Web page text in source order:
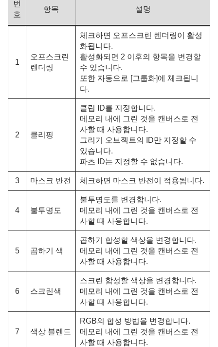
번
호
항목 설명
1
오프스크린
렌더링
체크하면 오프스크린 렌더링이 활성
화됩니다.
활성화되면 2 이후의 항목을 변경할
수 있습니다.
또한 자동으로 [그룹화]에 체크됩니
다.
2 클리핑
클립 ID를 지정합니다.
메모리 내에 그린 것을 캔버스로 전
사할 때 사용합니다.
그리기 오브젝트의 ID만 지정할 수
있습니다.
파츠 ID는 지정할 수 없습니다.
3 마스크 반전 체크하면 마스크 반전이 적용됩니다.
4 불투명도
불투명도를 변경합니다.
메모리 내에 그린 것을 캔버스로 전
사할 때 사용합니다.
5 곱하기 색
곱하기 합성할 색상을 변경합니다.
메모리 내에 그린 것을 캔버스로 전
사할 때 사용합니다.
6 스크린색
스크린 합성할 색상을 변경합니다.
메모리 내에 그린 것을 캔버스로 전
사할 때 사용합니다.
7 색상 블렌드
RGB의 합성 방법을 변경합니다.
메모리 내에 그린 것을 캔버스로 전
사할 때 사용합니다.